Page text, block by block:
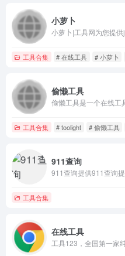
小萝卜
工具合集 # 在线工具 # 小萝卜
偷懒工具
工具合集 # toolight # 偷懒工具
911查询
工具合集
在线工具